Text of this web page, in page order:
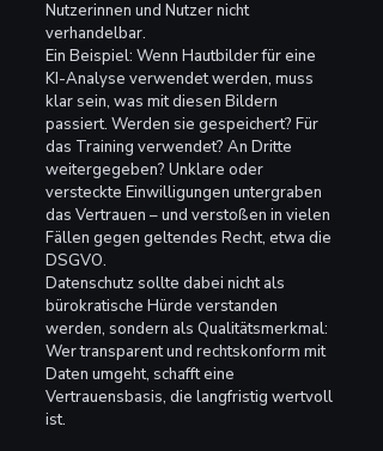
Nutzerinnen und Nutzer nicht
verhandelbar.
Ein Beispiel: Wenn Hautbilder für eine
KI-Analyse verwendet werden, muss
klar sein, was mit diesen Bildern
passiert. Werden sie gespeichert? Für
das Training verwendet? An Dritte
weitergegeben? Unklare oder
versteckte Einwilligungen untergraben
das Vertrauen – und verstoßen in vielen
Fällen gegen geltendes Recht, etwa die
DSGVO.
Datenschutz sollte dabei nicht als
bürokratische Hürde verstanden
werden, sondern als Qualitätsmerkmal:
Wer transparent und rechtskonform mit
Daten umgeht, schafft eine
Vertrauensbasis, die langfristig wertvoll
ist.